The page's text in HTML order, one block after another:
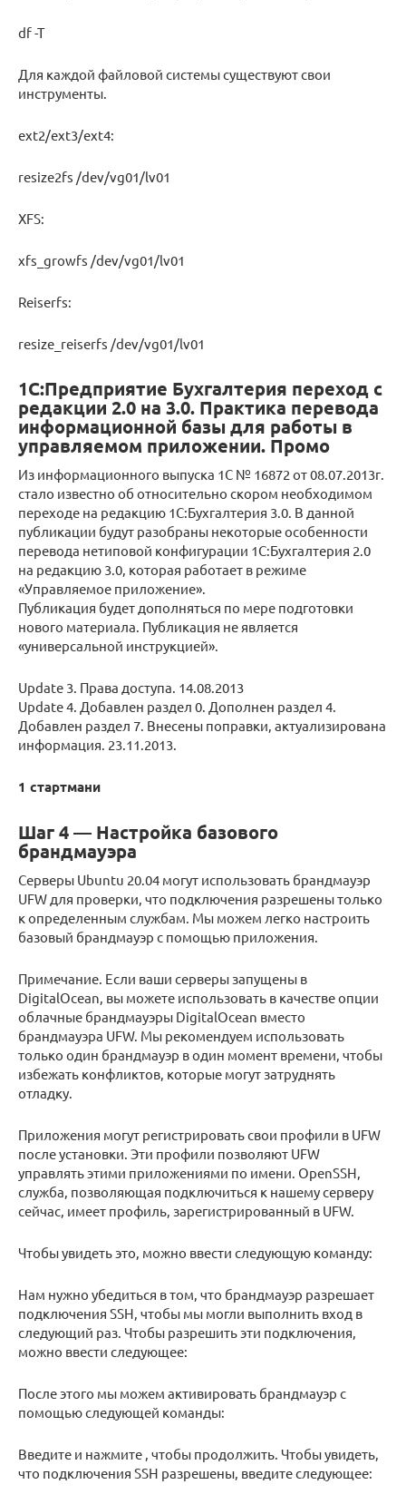
df -T
Для каждой файловой системы существуют свои
инструменты.
ext2/ext3/ext4:
resize2fs /dev/vg01/lv01
XFS:
xfs_growfs /dev/vg01/lv01
Reiserfs:
resize_reiserfs /dev/vg01/lv01
1С:Предприятие Бухгалтерия переход с
редакции 2.0 на 3.0. Практика перевода
информационной базы для работы в
управляемом приложении. Промо
Из информационного выпуска 1С № 16872 от 08.07.2013г.
стало известно об относительно скором необходимом
переходе на редакцию 1С:Бухгалтерия 3.0. В данной
публикации будут разобраны некоторые особенности
перевода нетиповой конфигурации 1С:Бухгалтерия 2.0
на редакцию 3.0, которая работает в режиме
«Управляемое приложение».
Публикация будет дополняться по мере подготовки
нового материала. Публикация не является
«универсальной инструкцией».
Update 3. Права доступа. 14.08.2013
Update 4. Добавлен раздел 0. Дополнен раздел 4.
Добавлен раздел 7. Внесены поправки, актуализирована
информация. 23.11.2013.
1 стартмани
Шаг 4 — Настройка базового
брандмауэра
Серверы Ubuntu 20.04 могут использовать брандмауэр
UFW для проверки, что подключения разрешены только
к определенным службам. Мы можем легко настроить
базовый брандмауэр с помощью приложения.
Примечание. Если ваши серверы запущены в
DigitalOcean, вы можете использовать в качестве опции
облачные брандмауэры DigitalOcean вместо
брандмауэра UFW. Мы рекомендуем использовать
только один брандмауэр в один момент времени, чтобы
избежать конфликтов, которые могут затруднять
отладку.
Приложения могут регистрировать свои профили в UFW
после установки. Эти профили позволяют UFW
управлять этими приложениями по имени. OpenSSH,
служба, позволяющая подключиться к нашему серверу
сейчас, имеет профиль, зарегистрированный в UFW.
Чтобы увидеть это, можно ввести следующую команду:
Нам нужно убедиться в том, что брандмауэр разрешает
подключения SSH, чтобы мы могли выполнить вход в
следующий раз. Чтобы разрешить эти подключения,
можно ввести следующее:
После этого мы можем активировать брандмауэр с
помощью следующей команды:
Введите и нажмите , чтобы продолжить. Чтобы увидеть,
что подключения SSH разрешены, введите следующее: